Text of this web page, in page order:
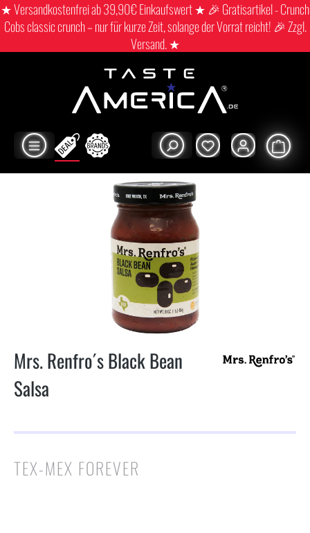
★ Versandkostenfrei ab 39,90€ Einkaufswert ★ 🎉 Gratisartikel - Crunch
Cobs classic crunch – nur für kurze Zeit, solange der Vorrat reicht! 🎉 Zzgl.
Versand. ★
Shop Movie time
Mrs. Renfro´s Black Bean
Salsa
TEX-MEX FOREVER